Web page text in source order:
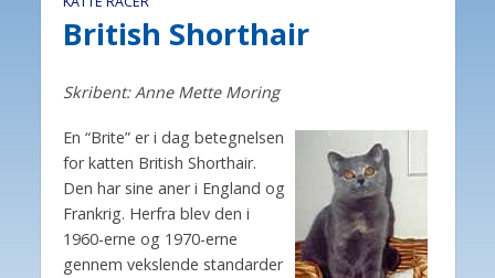
British Shorthair
Skribent: Anne Mette Moring
En “Brite” er i dag betegnelsen
for katten British Shorthair.
Den har sine aner i England og
Frankrig. Herfra blev den i
1960-erne og 1970-erne
gennem vekslende standarder